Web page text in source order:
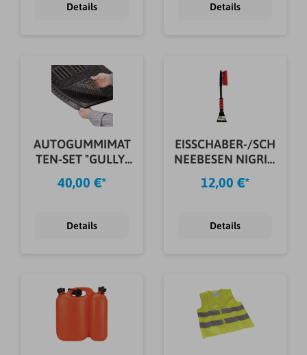
Details Details
AUTOGUMMIMAT
TEN-SET "GULLY"
2-TLG.
40,00 €*
Details
EISSCHABER-/SCH
NEEBESEN NIGRIN
LANG
12,00 €*
Details